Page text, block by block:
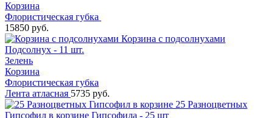
Корзина
Флористическая губка
15850 руб.
Корзина с подсолнухами
Подсолнух - 11 шт.
Зелень
Корзина
Флористическая губка
Лента атласная 5735 руб.
25 Разноцветных
Гипсофил в корзине Гипсофила - 25 шт